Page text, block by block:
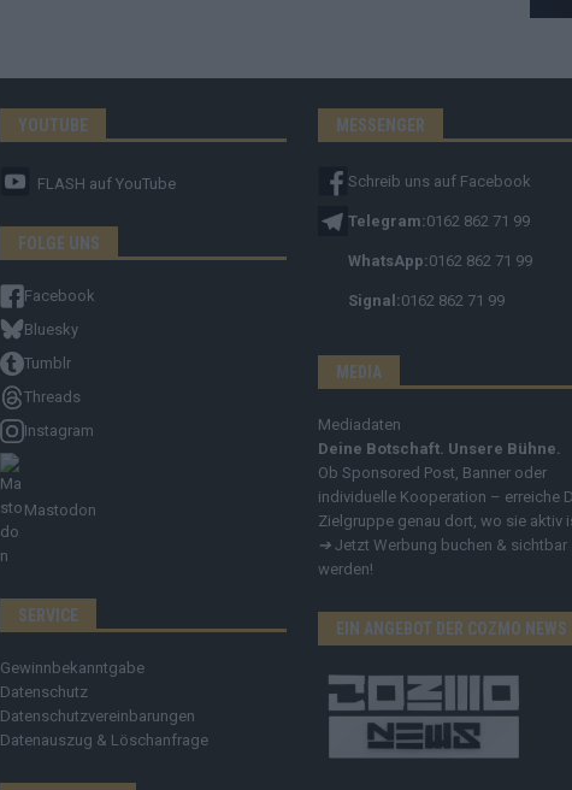
YOUTUBE
FLASH auf YouTube
FOLGE UNS
Facebook
Bluesky
Tumblr
Threads
Instagram
Mastodon
SERVICE
Gewinnbekanntgabe
Datenschutz
Datenschutzvereinbarungen
Datenauszug & Löschanfrage
MESSENGER
Schreib uns auf Facebook
Telegram:0162 862 71 99
WhatsApp:0162 862 71 99
Signal:0162 862 71 99
MEDIA
Mediadaten
Deine Botschaft. Unsere Bühne.
Ob Sponsored Post, Banner oder
individuelle Kooperation – erreiche
Zielgruppe genau dort, wo sie aktiv
➔ Jetzt Werbung buchen & sichtbar
werden!
EIN ANGEBOT DER COZMO NEWS